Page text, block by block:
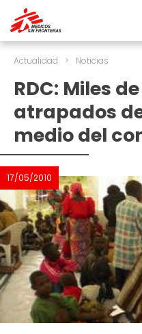
Actualidad > Noticias
RDC: Miles
atrapados
medio del
17/05/2010